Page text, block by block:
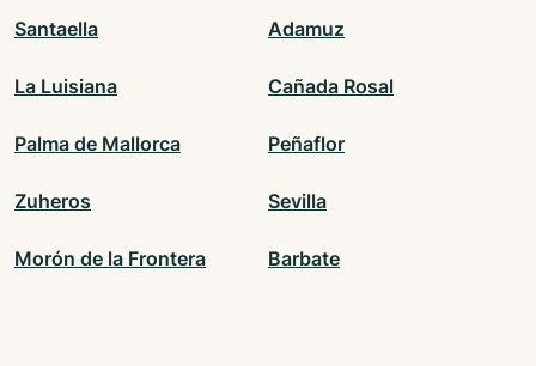
Santaella Adamuz
La Luisiana Cañada Rosal
Palma de Mallorca Peñaflor
Zuheros Sevilla
Morón de la Frontera Barbate